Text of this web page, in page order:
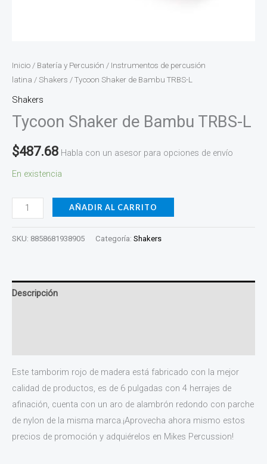
Inicio / Batería y Percusión / Instrumentos de percusión
latina / Shakers / Tycoon Shaker de Bambu TRBS-L
Shakers
Tycoon Shaker de Bambu TRBS-L
$487.68 Habla con un asesor para opciones de envío
En existencia
AÑADIR AL CARRITO
SKU: 8858681938905 Categoría: Shakers
Descripción
Este tamborim rojo de madera está fabricado con la mejor
calidad de productos, es de 6 pulgadas con 4 herrajes de
afinación, cuenta con un aro de alambrón redondo con parche
de nylon de la misma marca.¡Aprovecha ahora mismo estos
precios de promoción y adquiérelos en Mikes Percussion!